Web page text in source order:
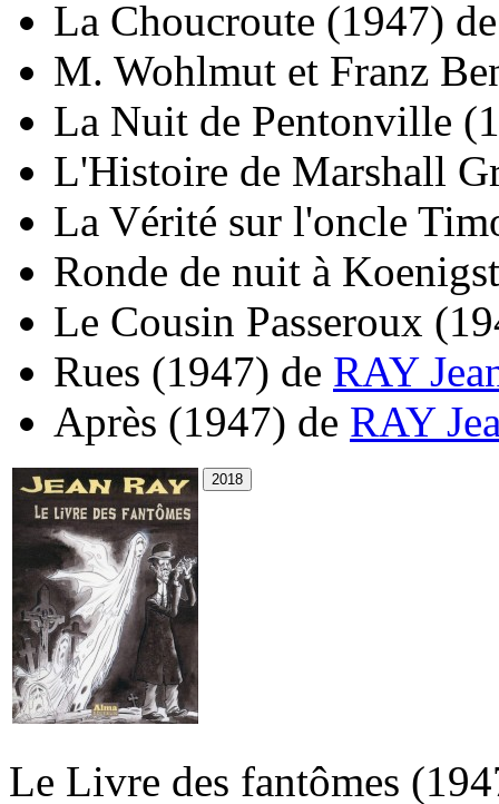
La Choucroute (1947)
M. Wohlmut et Franz
La Nuit de Pentonville
L'Histoire de Marshall
La Vérité sur l'oncle
Ronde de nuit à
Le Cousin Passeroux
Rues (1947) de RAY
Après (1947) de RAY
Le Livre des fantômes